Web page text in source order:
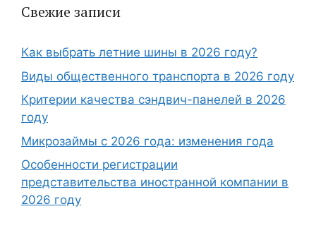
Свежие записи
Как выбрать летние шины в 2026 году?
Виды общественного транспорта в 2026 году
Критерии качества сэндвич-панелей в 2026
году
Микрозаймы с 2026 года: изменения года
Особенности регистрации
представительства иностранной компании в
2026 году